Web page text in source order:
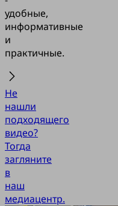
удобные,
информативные
и
практичные.
Не
нашли
подходящего
видео?
Тогда
загляните
в
наш
медиацентр.